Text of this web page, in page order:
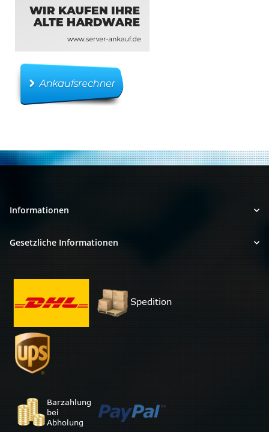
Informationen
Gesetzliche Informationen